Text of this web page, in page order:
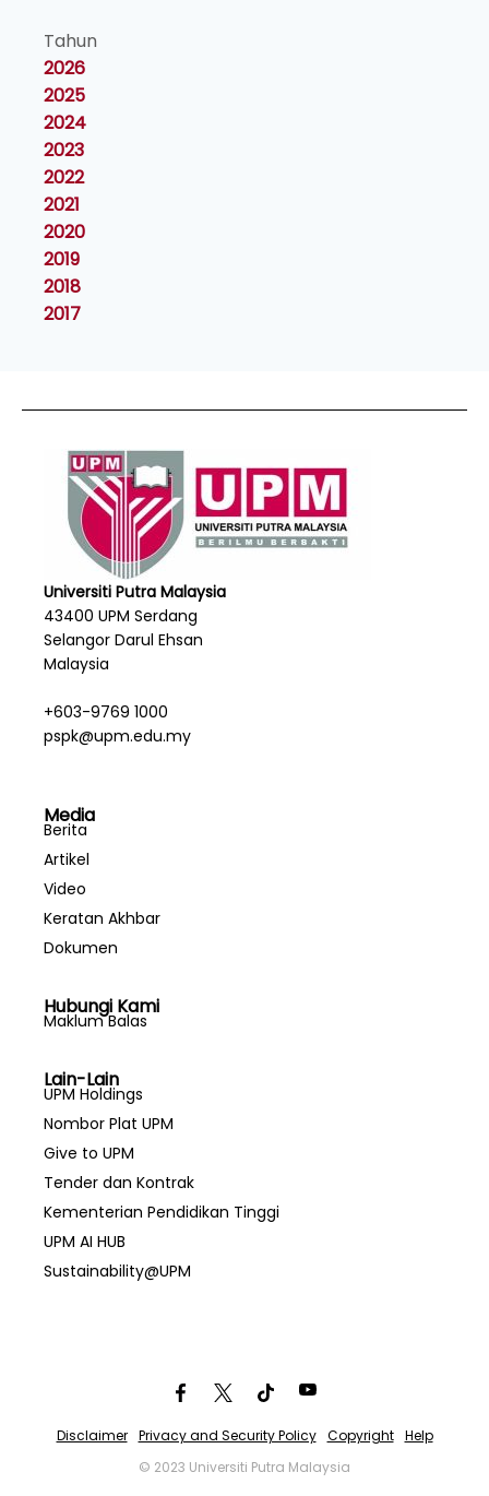
Tahun
2026
2025
2024
2023
2022
2021
2020
2019
2018
2017
Universiti Putra Malaysia
43400 UPM Serdang
Selangor Darul Ehsan
Malaysia
+603-9769 1000
pspk@upm.edu.my
Media
Berita
Artikel
Video
Keratan Akhbar
Dokumen
Hubungi Kami
Maklum Balas
Lain-Lain
UPM Holdings
Nombor Plat UPM
Give to UPM
Tender dan Kontrak
Kementerian Pendidikan Tinggi
UPM AI HUB
Sustainability@UPM
Disclaimer Privacy and Security Policy Copyright
Help
© 2023 Universiti Putra Malaysia